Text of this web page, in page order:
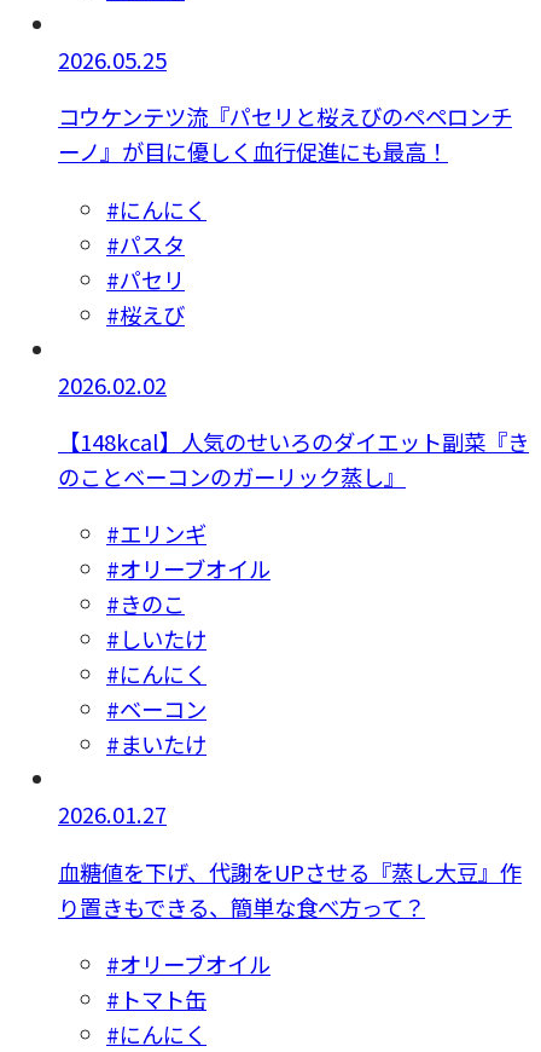
2026.05.25
コウケンテツ流『パセリと桜えびのペペロンチ
ーノ』が目に優しく血行促進にも最高！
#にんにく
#パスタ
#パセリ
#桜えび
2026.02.02
【148kcal】人気のせいろのダイエット副菜『き
のことベーコンのガーリック蒸し』
#エリンギ
#オリーブオイル
#きのこ
#しいたけ
#にんにく
#ベーコン
#まいたけ
2026.01.27
血糖値を下げ、代謝をUPさせる『蒸し大豆』作
り置きもできる、簡単な食べ方って？
#オリーブオイル
#トマト缶
#にんにく